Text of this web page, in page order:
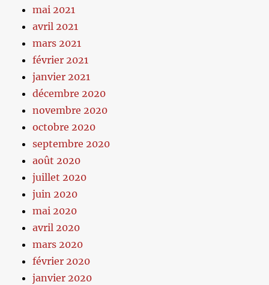
mai 2021
avril 2021
mars 2021
février 2021
janvier 2021
décembre 2020
novembre 2020
octobre 2020
septembre 2020
août 2020
juillet 2020
juin 2020
mai 2020
avril 2020
mars 2020
février 2020
janvier 2020